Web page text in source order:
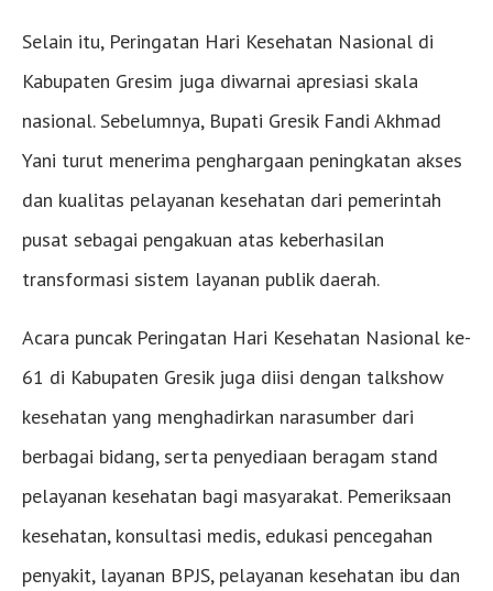
Selain itu, Peringatan Hari Kesehatan Nasional di
Kabupaten Gresim juga diwarnai apresiasi skala
nasional. Sebelumnya, Bupati Gresik Fandi Akhmad
Yani turut menerima penghargaan peningkatan akses
dan kualitas pelayanan kesehatan dari pemerintah
pusat sebagai pengakuan atas keberhasilan
transformasi sistem layanan publik daerah.
Acara puncak Peringatan Hari Kesehatan Nasional ke-
61 di Kabupaten Gresik juga diisi dengan talkshow
kesehatan yang menghadirkan narasumber dari
berbagai bidang, serta penyediaan beragam stand
pelayanan kesehatan bagi masyarakat. Pemeriksaan
kesehatan, konsultasi medis, edukasi pencegahan
penyakit, layanan BPJS, pelayanan kesehatan ibu dan